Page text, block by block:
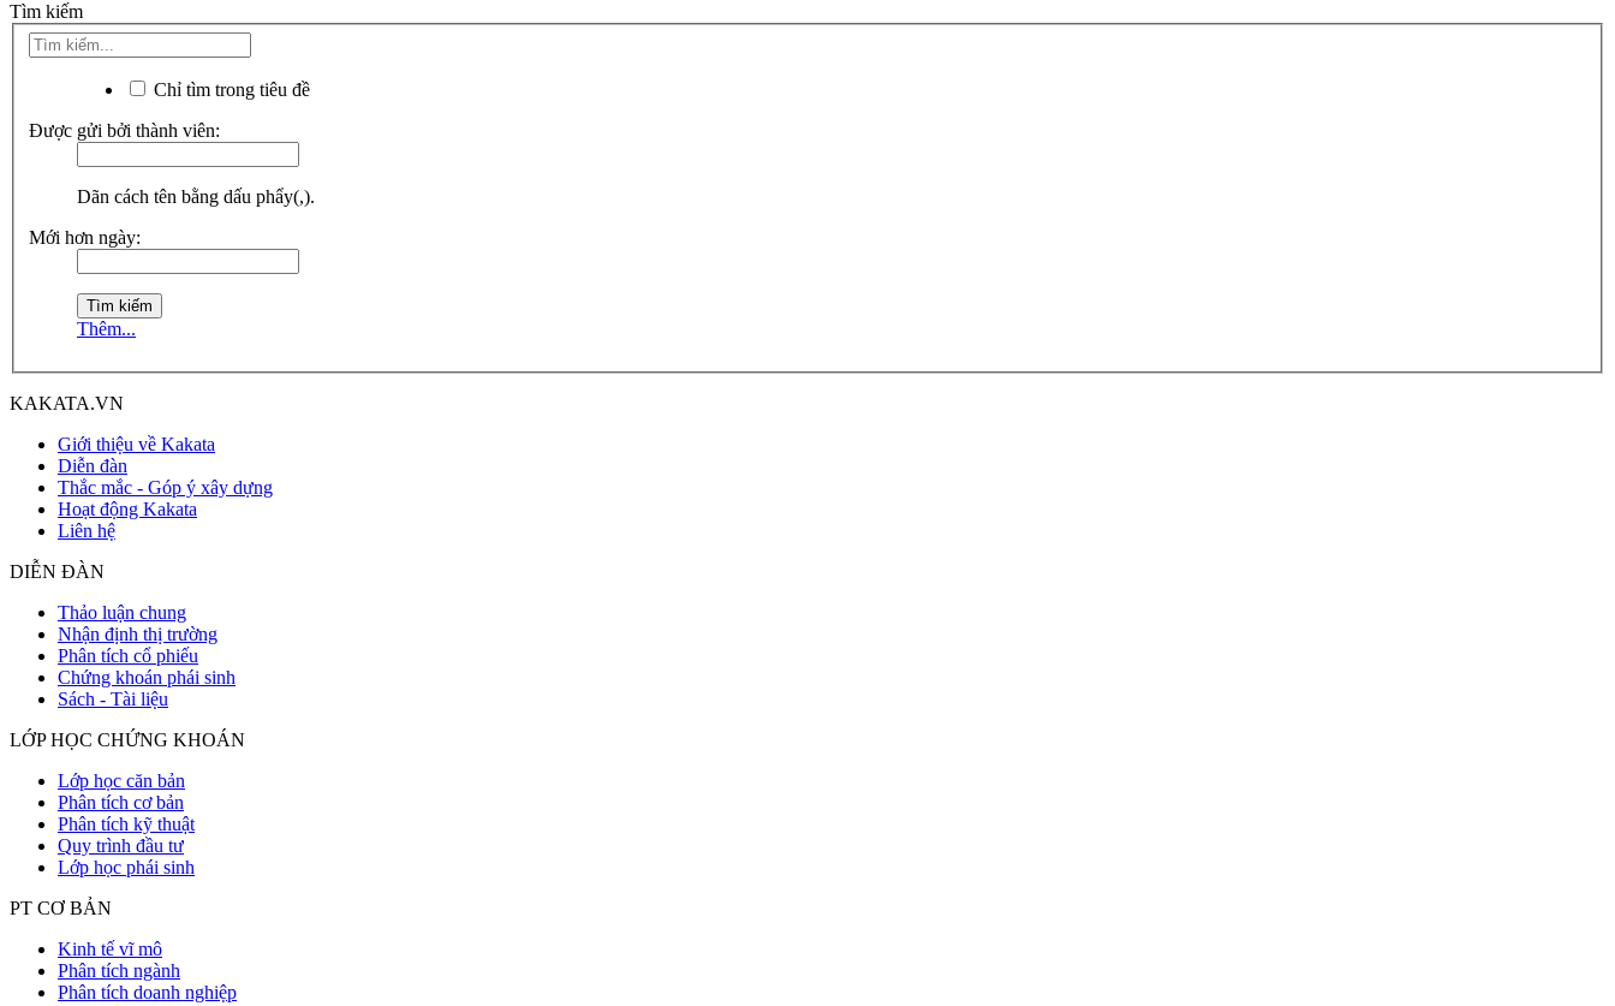
Tìm kiếm
Chỉ tìm trong tiêu đề
Được gửi bởi thành viên:
Dãn cách tên bằng dấu phẩy(,).
Mới hơn ngày:
Thêm...
KAKATA.VN
Giới thiệu về Kakata
Diễn đàn
Thắc mắc - Góp ý xây dựng
Hoạt động Kakata
Liên hệ
DIỄN ĐÀN
Thảo luận chung
Nhận định thị trường
Phân tích cổ phiếu
Chứng khoán phái sinh
Sách - Tài liệu
LỚP HỌC CHỨNG KHOÁN
Lớp học căn bản
Phân tích cơ bản
Phân tích kỹ thuật
Quy trình đầu tư
Lớp học phái sinh
PT CƠ BẢN
Kinh tế vĩ mô
Phân tích ngành
Phân tích doanh nghiệp